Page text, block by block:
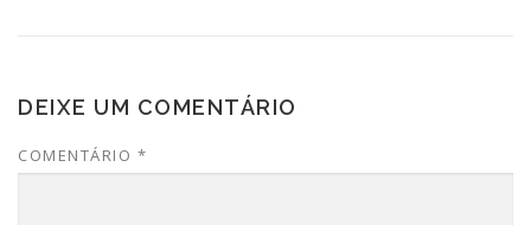
DEIXE UM COMENTÁRIO
COMENTÁRIO *